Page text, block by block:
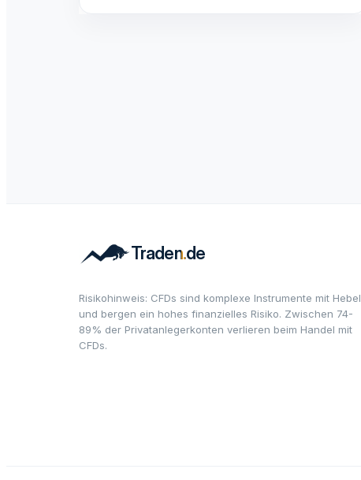
Risikohinweis: CFDs sind komplexe Instrumente mit Hebel
und bergen ein hohes finanzielles Risiko. Zwischen 74-
89% der Privatanlegerkonten verlieren beim Handel mit
CFDs.